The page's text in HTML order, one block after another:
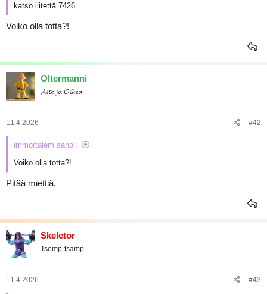
katso liitettä 7426
Voiko olla totta?!
Oltermanni
𝓐𝓲𝓽𝓸 𝓳𝓪 𝓞𝓲𝓴𝓮𝓪
11.4.2026 #42
immortalem sanoi:
Voiko olla totta?!
Pitää miettiä.
Skeletor
Tsemp-tsämp
11.4.2026 #43